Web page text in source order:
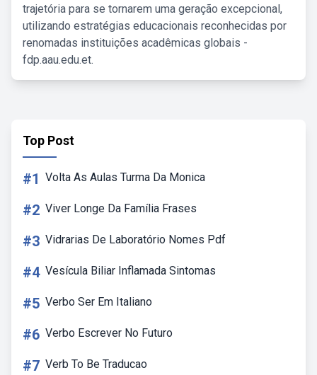
trajetória para se tornarem uma geração excepcional,
utilizando estratégias educacionais reconhecidas por
renomadas instituições acadêmicas globais -
fdp.aau.edu.et.
Top Post
#1 Volta As Aulas Turma Da Monica
#2 Viver Longe Da Família Frases
#3 Vidrarias De Laboratório Nomes Pdf
#4 Vesícula Biliar Inflamada Sintomas
#5 Verbo Ser Em Italiano
#6 Verbo Escrever No Futuro
#7 Verb To Be Traducao